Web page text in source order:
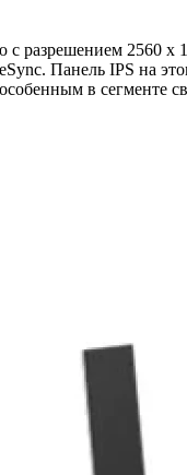
разрешением 2560 x
Панель IPS на
в